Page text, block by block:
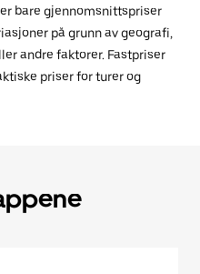
bare gjennomsnittspriser
på grunn av geografi,
andre faktorer. Fastpriser
priser for turer og